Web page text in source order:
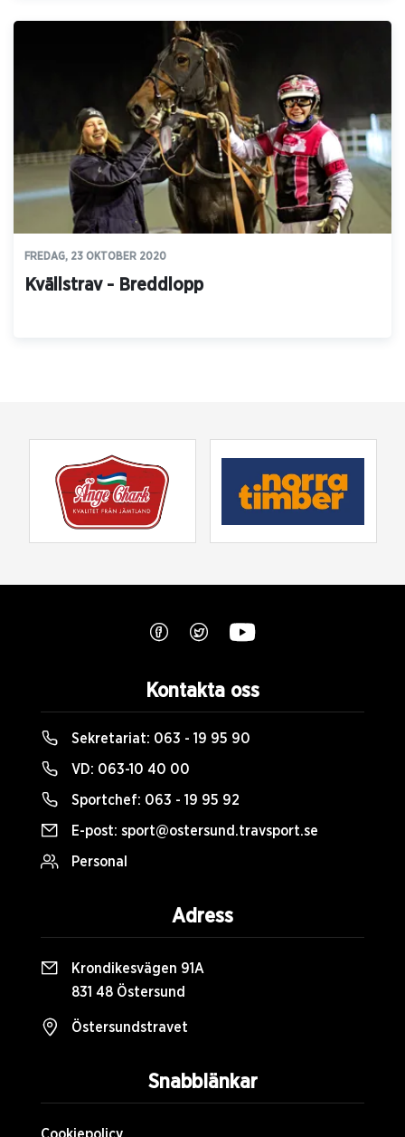
FREDAG, 23 OKTOBER 2020
Kvällstrav - Breddlopp
Snabblänkar
Kontakta oss
Sekretariat: 063 - 19 95 90
VD: 063-10 40 00
Sportchef: 063 - 19 95 92
E-post: sport@ostersund.travsport.se
Personal
Adress
Krondikesvägen 91A
831 48 Östersund
Östersundstravet